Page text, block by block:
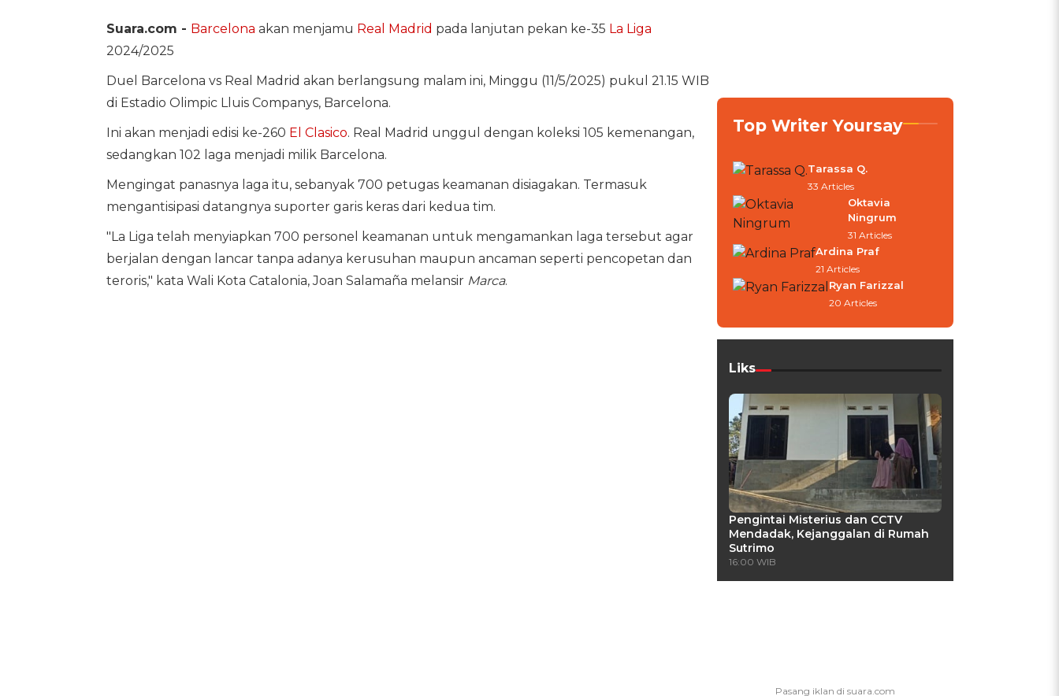
Suara.com - Barcelona akan menjamu Real Madrid pada lanjutan pekan ke-35 La Liga
2024/2025
Duel Barcelona vs Real Madrid akan berlangsung malam ini, Minggu (11/5/2025) pukul 21.15 WIB
di Estadio Olimpic Lluis Companys, Barcelona.
Ini akan menjadi edisi ke-260 El Clasico. Real Madrid unggul dengan koleksi 105 kemenangan,
sedangkan 102 laga menjadi milik Barcelona.
Mengingat panasnya laga itu, sebanyak 700 petugas keamanan disiagakan. Termasuk
mengantisipasi datangnya suporter garis keras dari kedua tim.
"La Liga telah menyiapkan 700 personel keamanan untuk mengamankan laga tersebut agar
berjalan dengan lancar tanpa adanya kerusuhan maupun ancaman seperti pencopetan dan
teroris," kata Wali Kota Catalonia, Joan Salamaña melansir Marca.
Top Writer Yoursay
Tarassa Q.
33 Articles
Oktavia
Ningrum
31 Articles
Ardina Praf
21 Articles
Ryan Farizzal
20 Articles
Liks
Pengintai Misterius dan CCTV
Mendadak, Kejanggalan di Rumah
Sutrimo
16:00 WIB